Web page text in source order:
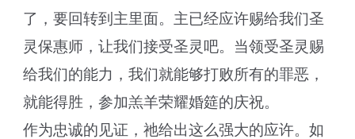
了，要回转到主里面。主已经应许赐给我们圣
灵保惠师，让我们接受圣灵吧。当领受圣灵赐
给我们的能力，我们就能够打败所有的罪恶，
就能得胜，参加羔羊荣耀婚筵的庆祝。
作为忠诚的见证，祂给出这么强大的应许。如